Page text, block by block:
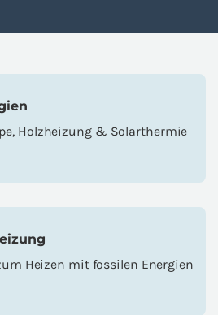
Holz­hei­zung & So­lar­ther­mie
Hei­zen mit fos­si­len En­er­gien